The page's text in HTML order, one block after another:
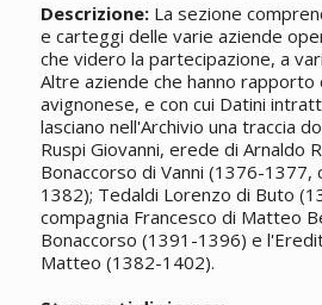
Descrizione:La sezione
e carteggi delle varie aziende
che videro la partecipazione, a
Altre aziende che hanno rapporto
avignonese, e con cui Datini
lasciano nell'Archivio una traccia
Ruspi Giovanni, erede di Arnaldo
Bonaccorso di Vanni (1376-1377,
1382); Tedaldi Lorenzo di Buto
compagnia Francesco di Matteo
Bonaccorso (1391-1396) e
Matteo (1382-1402).